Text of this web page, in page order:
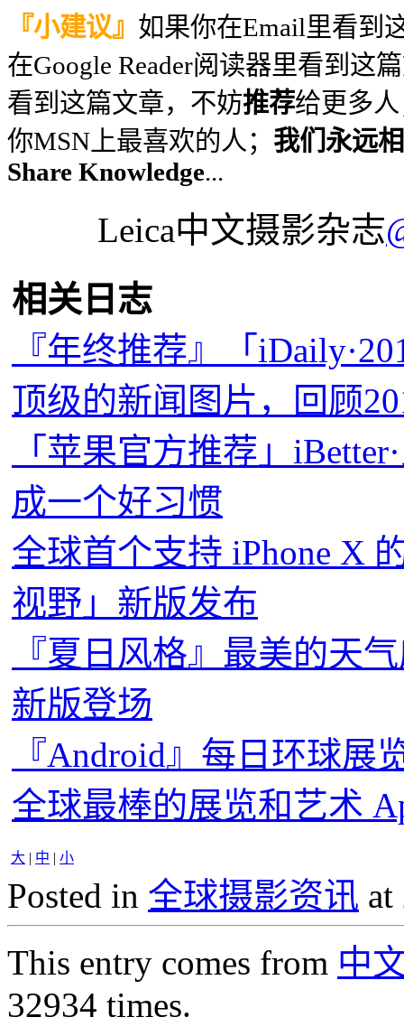
『小建议』 如果你在Email里看到
在Google Reader阅读器里看到这
看到这篇文章，不妨推荐给更多
你MSN上最喜欢的人； 我们永远
Share Knowledge...
Leica中文摄影杂志
相关日志
『年终推荐』「
顶级的新闻图片，回顾
「苹果官方推荐」
成一个好习惯
全球首个支持 iPhone X
视野」新版发布
『夏日风格』最美的天
新版登场
『Android』每日环球展
全球最棒的展览和艺术
大 | 中 | 小
Posted in 全球摄影资讯 at
This entry comes from 中
32934 times.